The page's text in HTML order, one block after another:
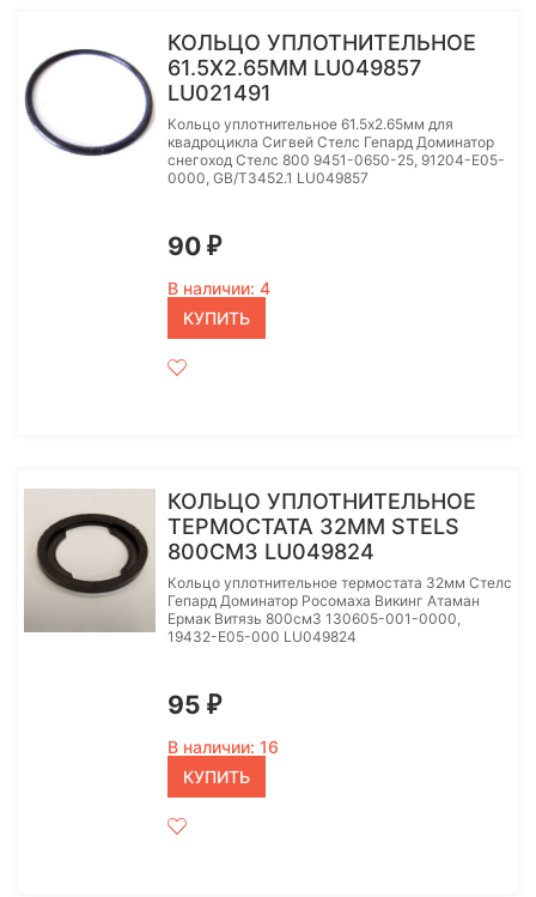
КОЛЬЦО УПЛОТНИТЕЛЬНОЕ
61.5X2.65ММ LU049857
LU021491
Кольцо уплотнительное 61.5x2.65мм для
квадроцикла Сигвей Стелс Гепард Доминатор
снегоход Стелс 800 9451-0650-25, 91204-E05-
0000, GB/T3452.1 LU049857
90 ₽
В наличии: 4
КУПИТЬ
КОЛЬЦО УПЛОТНИТЕЛЬНОЕ
ТЕРМОСТАТА 32ММ STELS
800СМ3 LU049824
Кольцо уплотнительное термостата 32мм Стелс
Гепард Доминатор Росомаха Викинг Атаман
Ермак Витязь 800см3 130605-001-0000,
19432-E05-000 LU049824
95 ₽
В наличии: 16
КУПИТЬ